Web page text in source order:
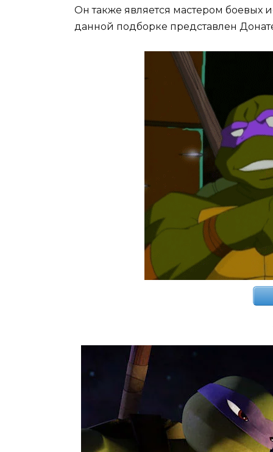
Он также является мастером боевых
данной подборке представлен